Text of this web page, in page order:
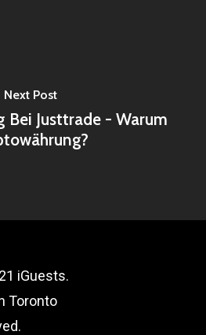
Next Post
Bei Justtrade - Warum
iGuests.
Toronto